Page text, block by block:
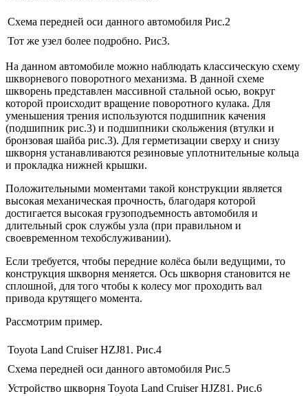
Схема передней оси данного автомобиля Рис.2
Тот же узел более подробно. Рис3.
На данном автомобиле можно наблюдать классическую схему
шкворневого поворотного механизма. В данной схеме
шкворень представлен массивной стальной осью, вокруг
которой происходит вращение поворотного кулака. Для
уменьшения трения используются подшипник качения
(подшипник рис.3) и подшипники скольжения (втулки и
бронзовая шайба рис.3). Для герметизации сверху и снизу
шкворня устанавливаются резиновые уплотнительные кольца
и прокладка нижней крышки.
Положительными моментами такой конструкции является
высокая механическая прочность, благодаря которой
достигается высокая грузоподъемность автомобиля и
длительный срок службы узла (при правильном и
своевременном техобслуживании).
Если требуется, чтобы передние колёса были ведущими, то
конструкция шкворня меняется. Ось шкворня становится не
сплошной, для того чтобы к колесу мог проходить вал
привода крутящего момента.
Рассмотрим пример.
Toyota Land Cruiser HZJ81. Рис.4
Схема передней оси данного автомобиля Рис.5
Устройство шкворня Toyota Land Cruiser HJZ81. Рис.6